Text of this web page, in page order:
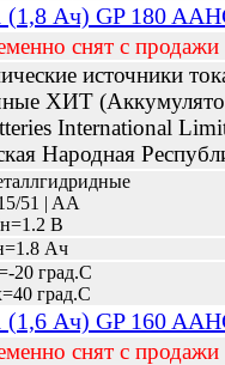
Ач) GP 180
снят с продажи
источники
ХИТ
International
Народная
51 | AA
В
Ач
20 град.С
град.С
Ач) GP 160
снят с продажи